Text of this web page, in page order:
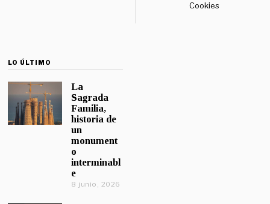
Cookies
LO ÚLTIMO
La
Sagrada
Familia,
historia de
un
monument
o
interminabl
e
8 junio, 2026